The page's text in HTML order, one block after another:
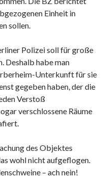
Einheit in
sollen.
Polizei soll für große
Deshalb habe man
Unterkunft für sie
gegeben haben, der die
Verstoß
verschlossene Räume
des Objektes
wohl nicht aufgeflogen.
– ach nein!